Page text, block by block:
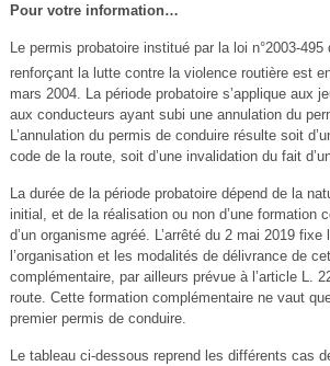
Pour votre information…
Le permis probatoire institué par la loi n°2003-495
renforçant la lutte contre la violence routière est
mars 2004. La période probatoire s’applique aux
aux conducteurs ayant subi une annulation du
L’annulation du permis de conduire résulte soit
code de la route, soit d’une invalidation du fait
La durée de la période probatoire dépend de la
initial, et de la réalisation ou non d’une formation
d’un organisme agréé. L’arrêté du 2 mai 2019 fixe
l’organisation et les modalités de délivrance de
complémentaire, par ailleurs prévue à l’article L.
route. Cette formation complémentaire ne vaut
premier permis de conduire.
Le tableau ci-dessous reprend les différents cas